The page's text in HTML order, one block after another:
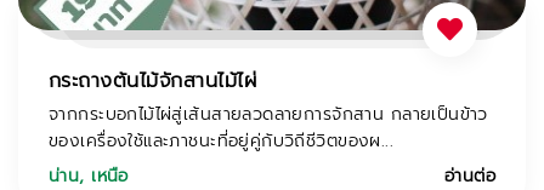
กระถางต้นไม้จักสานไม้ไผ่
จากกระบอกไม้ไผ่สู่เส้นสายลวดลายการจักสาน กลายเป็นข้าว
ของเครื่องใช้และภาชนะที่อยู่คู่กับวิถีชีวิตของผ...
น่าน, เหนือ อ่านต่อ